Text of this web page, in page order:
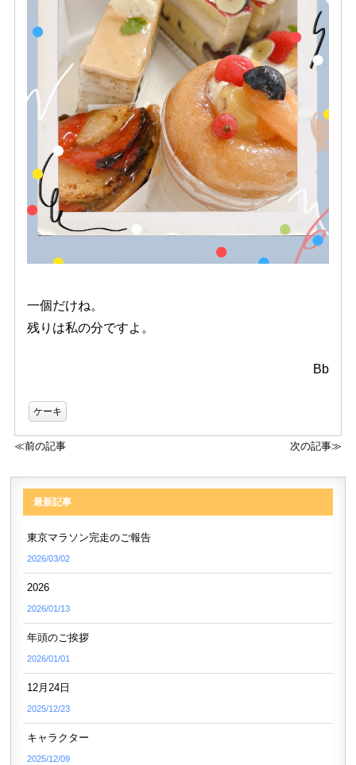
一個だけね。
残りは私の分ですよ。
Bb
ケーキ
≪前の記事 次の記事≫
最新記事
東京マラソン完走のご報告
2026/03/02
2026
2026/01/13
年頭のご挨拶
2026/01/01
12月24日
2025/12/23
キャラクター
2025/12/09